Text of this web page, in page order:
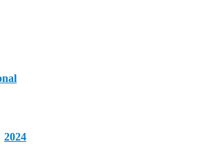
2024